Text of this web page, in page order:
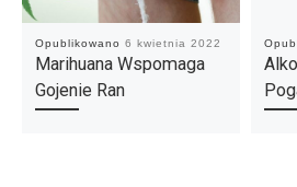
Opublikowano 6 kwietnia 2022
Marihuana Wspomaga
Gojenie Ran